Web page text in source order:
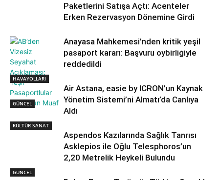
Paketlerini Satışa Açtı: Acenteler
Erken Rezervasyon Dönemine Girdi
GÜNCEL
Anayasa Mahkemesi’nden kritik yeşil
pasaport kararı: Başvuru oybirliğiyle
reddedildi
HAVAYOLLARI
Air Astana, easie by ICRON’un Kaynak
Yönetim Sistemi’ni Almatı’da Canlıya
Aldı
KÜLTÜR SANAT
Aspendos Kazılarında Sağlık Tanrısı
Asklepios ile Oğlu Telesphoros’un
2,20 Metrelik Heykeli Bulundu
GÜNCEL